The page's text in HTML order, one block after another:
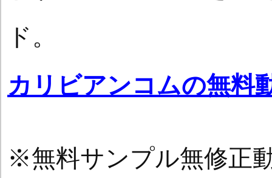
ド。
カリビアンコムの無料
※無料サンプル無修正